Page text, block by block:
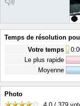
Temps de résolution
Votre temps
0:
Le plus rapide
Moyenne
Photo